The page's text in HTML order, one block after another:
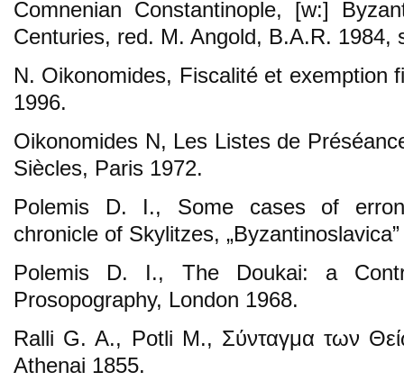
Comnenian Constantinople, [w:]
Centuries, red. M. Angold, B.A.R. 1984,
N. Oikonomides, Fiscalité et exemption
1996.
Oikonomides N, Les Listes de
Siècles, Paris 1972.
Polemis D. I., Some cases of
chronicle of Skylitzes,
Polemis D. I., The Doukai: a
Prosopography, London 1968.
Ralli G. A., Potli M., Σύνταγμα των
Athenai 1855.